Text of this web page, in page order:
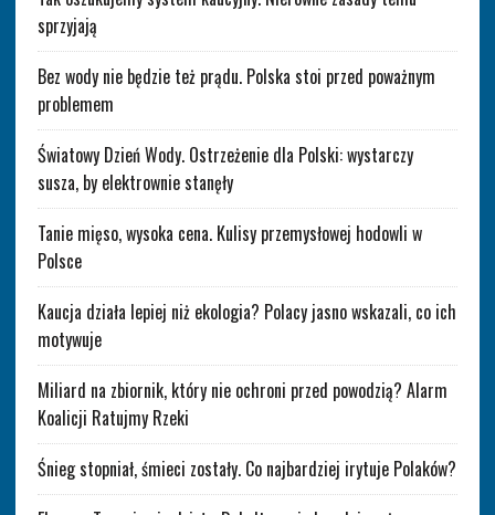
sprzyjają
Bez wody nie będzie też prądu. Polska stoi przed poważnym
problemem
Światowy Dzień Wody. Ostrzeżenie dla Polski: wystarczy
susza, by elektrownie stanęły
Tanie mięso, wysoka cena. Kulisy przemysłowej hodowli w
Polsce
Kaucja działa lepiej niż ekologia? Polacy jasno wskazali, co ich
motywuje
Miliard na zbiornik, który nie ochroni przed powodzią? Alarm
Koalicji Ratujmy Rzeki
Śnieg stopniał, śmieci zostały. Co najbardziej irytuje Polaków?